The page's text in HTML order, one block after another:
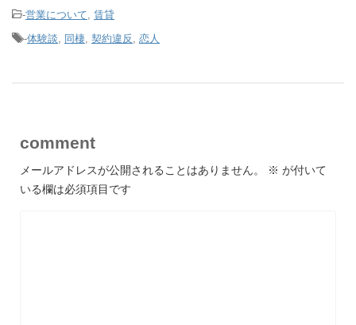
-営業について, 賃貸
-体験談, 同棲, 契約違反 , 恋人
comment
メールアドレスが公開されることはありません。 ※ が付いて
いる欄は必須項目です